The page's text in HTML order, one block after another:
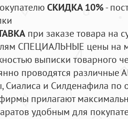
СКИДКА 10%-
при заказе товара на
СПЕЦИАЛЬНЫЕ цены на
выписки товарного
проводятся
Сиалиса и Силденафила по
прилагают
удобным для